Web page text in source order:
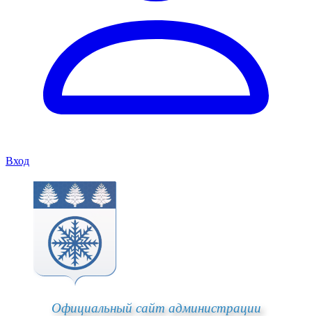
Вход
Официальный сайт администрации